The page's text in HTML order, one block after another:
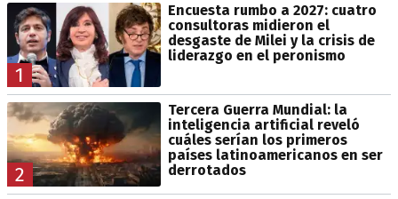
1
Encuesta rumbo a 2027: cuatro
consultoras midieron el
desgaste de Milei y la crisis de
liderazgo en el peronismo
2
Tercera Guerra Mundial: la
inteligencia artificial reveló
cuáles serían los primeros
países latinoamericanos en ser
derrotados